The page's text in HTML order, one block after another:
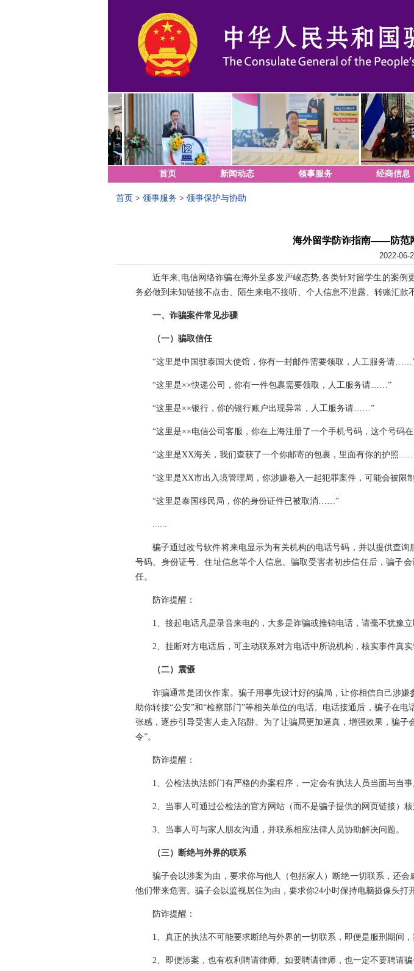
首页 新闻动态 领事服务 经商信息
首页 > 领事服务 > 领事保护与协助
海外留学防诈指南——防范
2022-06-
近年来,电信网络诈骗在海外呈多发严峻态势,各类针对留学生的案例
务必做到未知链接不点击、陌生来电不接听、个人信息不泄露、转账汇款
一、诈骗案件常见步骤
（一）骗取信任
“这里是中国驻泰国大使馆，你有一封邮件需要领取，人工服务请
“这里是××快递公司，你有一件包裹需要领取，人工服务请……”
“这里是××银行，你的银行账户出现异常，人工服务请……”
“这里是××电信公司客服，你在上海注册了一个手机号码，这个号码
“这里是XX海关，我们查获了一个你邮寄的包裹，里面有你的护照
“这里是XX市出入境管理局，你涉嫌卷入一起犯罪案件，可能会被
“这里是泰国移民局，你的身份证件已被取消……”
......
骗子通过改号软件将来电显示为有关机构的电话号码，并以提供查
号码、身份证号、住址信息等个人信息。骗取受害者初步信任后，骗子
任。
防诈提醒：
1、接起电话凡是录音来电的，大多是诈骗或推销电话，请毫不犹豫立
2、挂断对方电话后，可主动联系对方电话中所说机构，核实事件真实
（二）震慑
诈骗通常是团伙作案。骗子用事先设计好的骗局，让你相信自己涉
助你转接“公安”和“检察部门”等相关单位的电话。电话接通后，骗子在
张感，逐步引导受害人走入陷阱。为了让骗局更加逼真，增强效果，骗
令”。
防诈提醒：
1、公检法执法部门有严格的办案程序，一定会有执法人员当面与当
2、当事人可通过公检法的官方网站（而不是骗子提供的网页链接）核
3、当事人可与家人朋友沟通，并联系相应法律人员协助解决问题。
（三）断绝与外界的联系
骗子会以涉案为由，要求你与他人（包括家人）断绝一切联系，还
他们带来危害。骗子会以监视居住为由，要求你24小时保持电脑摄像头
防诈提醒：
1、真正的执法不可能要求断绝与外界的一切联系，即便是服刑期间，
2、即便涉案，也有权利聘请律师。如要聘请律师，也一定不要聘请骗